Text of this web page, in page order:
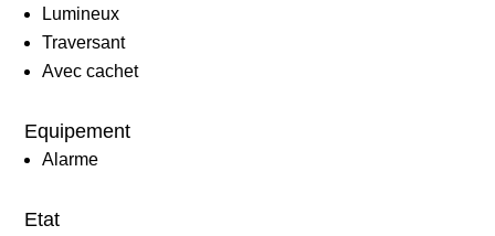
Lumineux
Traversant
Avec cachet
Equipement
Alarme
Etat